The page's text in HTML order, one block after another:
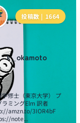
投稿数 | 1664
k_okamoto
学修士（東京大学） プ
ラミングElm 訳者
amzn.to/3IOR4bF
note...